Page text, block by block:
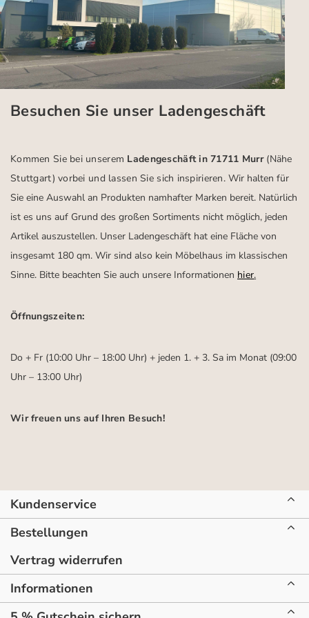
Besuchen Sie unser Ladengeschäft
Kommen Sie bei unserem Ladengeschäft in 71711 Murr (Nähe
Stuttgart) vorbei und lassen Sie sich inspirieren.Wir halten für
Sie eine Auswahl an Produkten namhafter Marken bereit. Natürlich
ist es uns auf Grund des großen Sortiments nicht möglich, jeden
Artikel auszustellen. Unser Ladengeschäft hat eine Fläche von
insgesamt 180 qm. Wir sind also kein Möbelhaus im klassischen
Sinne. Bitte beachten Sie auch unsere Informationen hier.
Öffnungszeiten:
Do + Fr (10:00 Uhr – 18:00 Uhr) + jeden 1. + 3. Sa im Monat (09:00
Uhr – 13:00 Uhr)
Wir freuen uns auf Ihren Besuch!
Kundenservice
Bestellungen
Vertrag widerrufen
Informationen